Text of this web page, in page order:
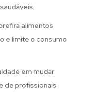
alimentos
e limite o consumo
em mudar
de profissionais